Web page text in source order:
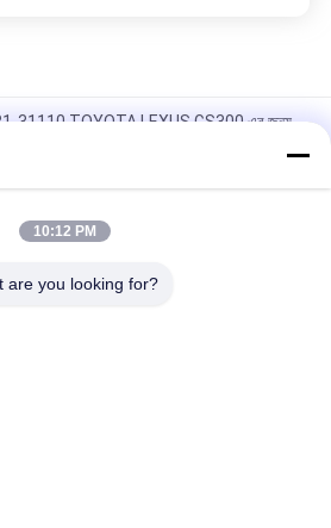
31110 TOYOTA LEXUS GS300 এর জন্য
বুট টয়োটা লিটেস বাসের জন্য ১৯৯২-১৯৯৫
জয়েন্ট বুট জন্য MAZDA CX-7 ((ER)
10:12 PM
are you looking for?